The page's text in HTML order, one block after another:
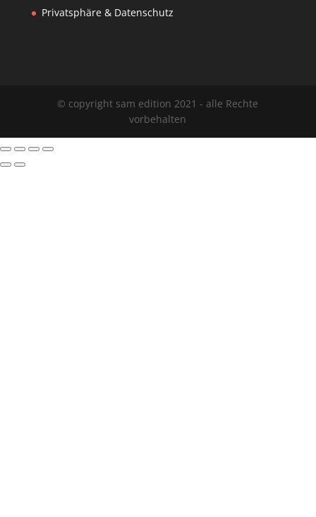
Privatsphäre & Datenschutz
© copyright sam edition 2021 - alle Rechte
vorbehalten